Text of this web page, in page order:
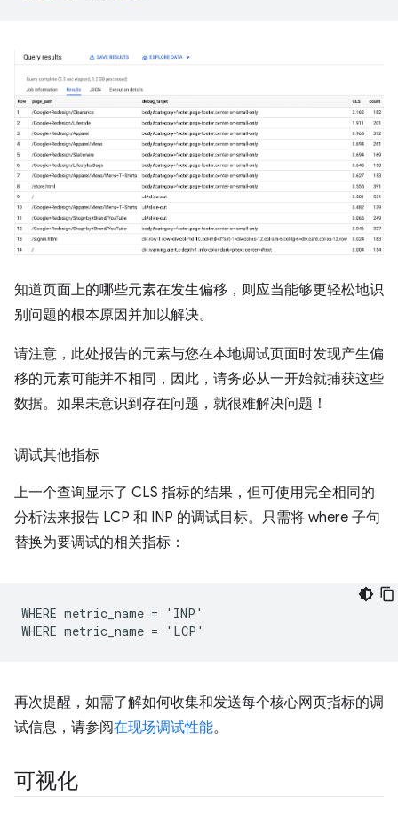
知道页面上的哪些元素在发生偏移，则应当能够更轻松地识
别问题的根本原因并加以解决。
请注意，此处报告的元素与您在本地调试页面时发现产生偏
移的元素可能并不相同，因此，请务必从一开始就捕获这些
数据。如果未意识到存在问题，就很难解决问题！
调试其他指标
上一个查询显示了 CLS 指标的结果，但可使用完全相同的
分析法来报告 LCP 和 INP 的调试目标。只需将 where 子句
替换为要调试的相关指标：
WHERE metric_name = 'INP'
再次提醒，如需了解如何收集和发送每个核心网页指标的调
试信息，请参阅在现场调试性能。
可视化